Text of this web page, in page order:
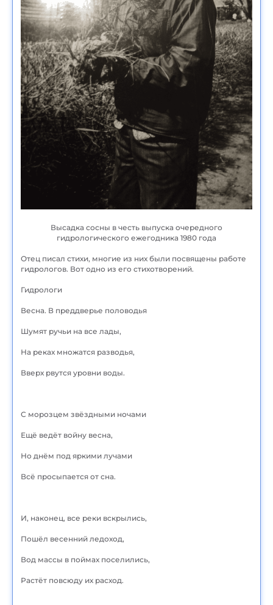
Высадка сосны в честь выпуска очередного
гидрологического ежегодника 1980 года
Отец писал стихи, многие из них были посвящены работе
гидрологов. Вот одно из его стихотворений.
Гидрологи
Весна. В преддверье половодья
Шумят ручьи на все лады,
На реках множатся разводья,
Вверх рвутся уровни воды.
С морозцем звёздными ночами
Ещё ведёт войну весна,
Но днём под яркими лучами
Всё просыпается от сна.
И, наконец, все реки вскрылись,
Пошёл весенний ледоход,
Вод массы в поймах поселились,
Растёт повсюду их расход.